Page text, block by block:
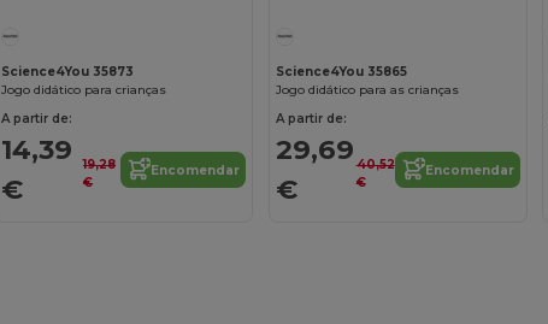
Science4You 35873
Jogo didático para crianças
A partir de:
14,39
€
19,28
€
Encomendar
Science4You 35865
Jogo didático para as crianças
A partir de:
29,69
€
40,52
€
Encomendar